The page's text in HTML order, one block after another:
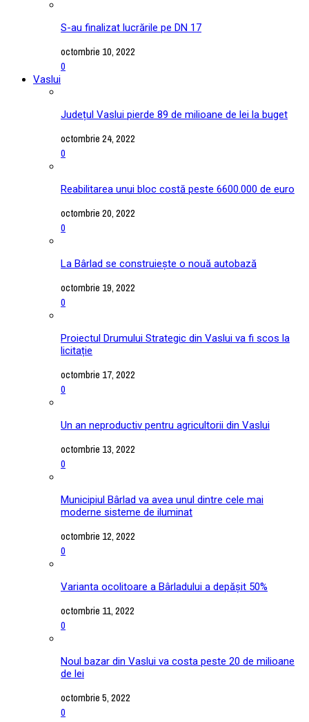
S-au finalizat lucrările pe DN 17
octombrie 10, 2022
0
Vaslui
Județul Vaslui pierde 89 de milioane de lei la buget
octombrie 24, 2022
0
Reabilitarea unui bloc costă peste 6600.000 de euro
octombrie 20, 2022
0
La Bârlad se construiește o nouă autobază
octombrie 19, 2022
0
Proiectul Drumului Strategic din Vaslui va fi scos la
licitație
octombrie 17, 2022
0
Un an neproductiv pentru agricultorii din Vaslui
octombrie 13, 2022
0
Municipiul Bârlad va avea unul dintre cele mai
moderne sisteme de iluminat
octombrie 12, 2022
0
Varianta ocolitoare a Bârladului a depășit 50%
octombrie 11, 2022
0
Noul bazar din Vaslui va costa peste 20 de milioane
de lei
octombrie 5, 2022
0